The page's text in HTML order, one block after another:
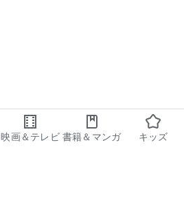
映画＆テレビ 書籍＆マンガ キッズ